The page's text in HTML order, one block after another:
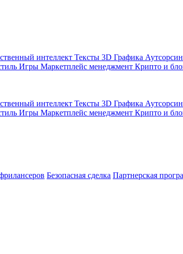
интеллект Тексты 3D Графика
Игры Маркетплейс менеджмент Крипто и
интеллект Тексты 3D Графика
Игры Маркетплейс менеджмент Крипто и
Безопасная сделка Партнерская